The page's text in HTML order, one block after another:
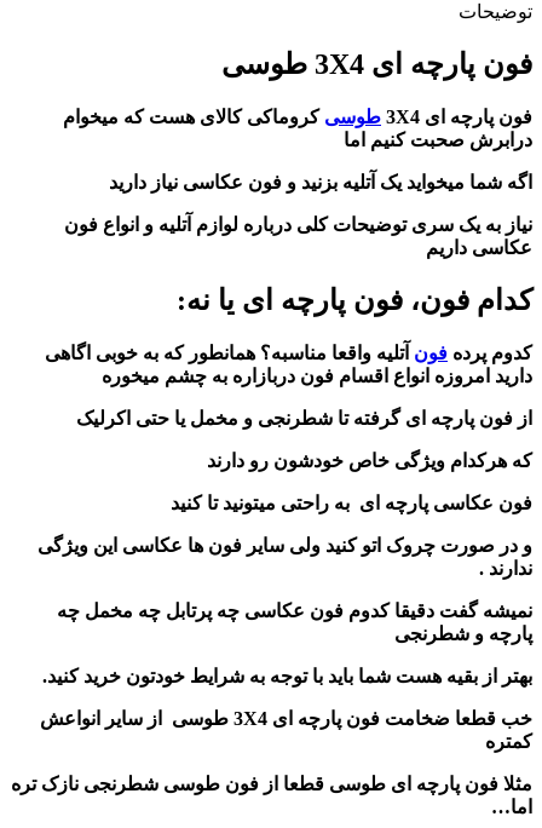
توضیحات
فون پارچه ای 3X4 طوسی
فون پارچه ای 3X4 طوسی کروماکی کالای هست که میخوام
درابرش صحبت کنیم اما
اگه شما میخواید یک آتلیه بزنید و فون عکاسی نیاز دارید
نیاز به یک سری توضیحات کلی درباره لوازم آتلیه و انواع فون
عکاسی داریم
کدام فون، فون پارچه ای یا نه:
کدوم پرده فون آتلیه واقعا مناسبه؟ همانطور که به خوبی اگاهی
دارید امروزه انواع اقسام فون دربازاره به چشم میخوره
از فون پارچه ای گرفته تا شطرنجی و مخمل یا حتی اکرلیک
که هرکدام ویژگی خاص خودشون رو دارند
فون عکاسی پارچه ای به راحتی میتونید تا کنید
و در صورت چروک اتو کنید ولی سایر فون ها عکاسی این ویژگی
ندارند .
نمیشه گفت دقیقا کدوم فون عکاسی چه پرتابل چه مخمل چه
پارچه و شطرنجی
بهتر از بقیه هست شما باید با توجه به شرایط خودتون خرید کنید.
خب قطعا ضخامت فون پارچه ای 3X4 طوسی از سایر انواعش
کمتره
مثلا فون پارچه ای طوسی قطعا از فون طوسی شطرنجی نازک تره
اما…